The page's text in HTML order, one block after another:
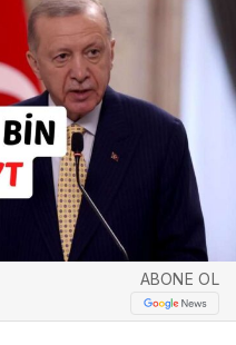
ABONE OL